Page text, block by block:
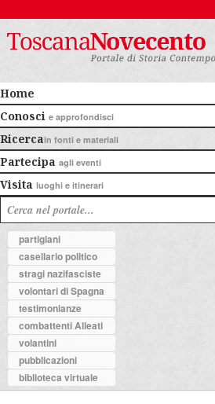
Home
Conosci e approfondisci
Ricercain fonti e materiali
Partecipa agli eventi
Visita luoghi e itinerari
partigiani
casellario politico
stragi nazifasciste
volontari di Spagna
testimonianze
combattenti Alleati
volantini
pubblicazioni
biblioteca virtuale